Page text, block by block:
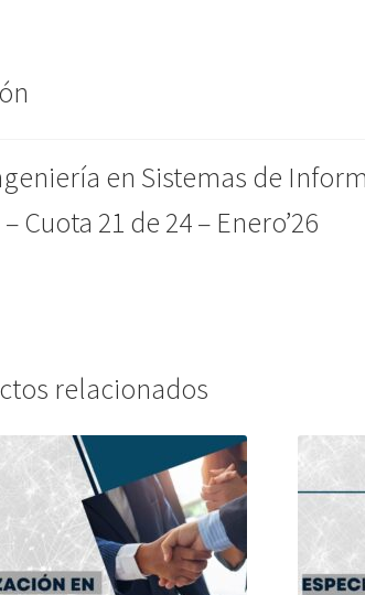
Enero'26
en Sistemas de
Cuota 21 de 24 – Enero’26
relacionados